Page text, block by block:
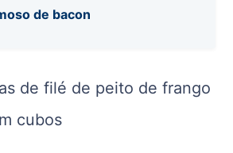
de bacon
de filé de peito de frango
cubos